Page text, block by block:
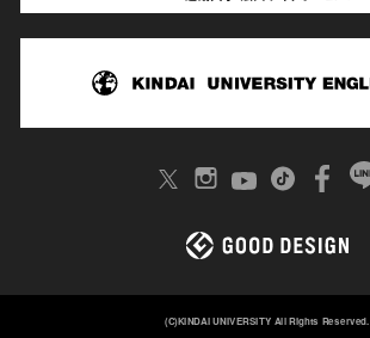
(C)KINDAI UNIVERSITY All Rights Reserved.